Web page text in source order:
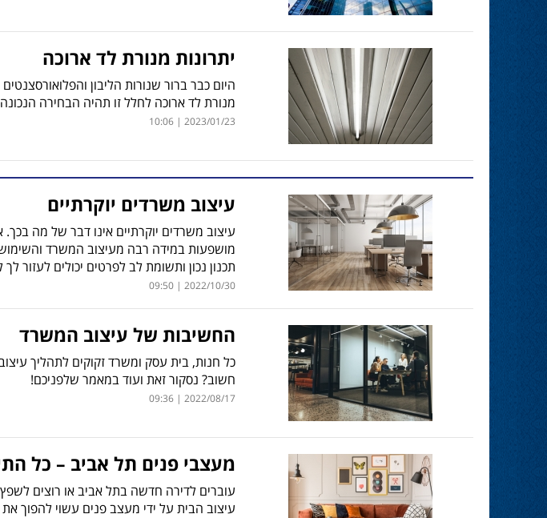
יתרונות מנורת לד ארוכה
היום כבר ברור שנורות הליבון
מנורת לד ארוכה לחלל זו תהיה הבחירה
2023/01/23 | 10:06
עיצוב משרדים יוקרתיים
עיצוב משרדים יוקרתיים אינו דבר של מה
מושפעות במידה רבה מעיצוב המשרד
תכנון נכון ותשומת לב לפרטים יכולים לעזור
2022/10/30 | 09:50
החשיבות של עיצוב המשרד
כל חנות, בית עסק ומשרד זקוקים לתהליך
חשוב? נסקור זאת ועוד במאמר שלפניכם!
2022/08/17 | 09:36
מעצבי פנים תל אביב – כל
עוברים לדירה חדשה בתל אביב או רוצים
עיצוב הבית על ידי מעצב פנים עשוי להפוך